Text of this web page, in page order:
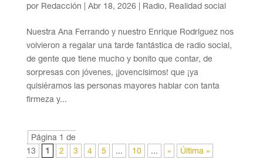
por Redacción Abr 18, 2026| Radio, Realidad social
Nuestra Ana Ferrando y nuestro Enrique Rodríguez nos
volvieron a regalar una tarde fantástica de radio social,
de gente que tiene mucho y bonito que contar, de
sorpresas con jóvenes, ¡jovencísimos! que ¡ya
quisiéramos las personas mayores hablar con tanta
firmeza y...
Página 1 de
13
1 2 3 4 5 ... 10 ... » Última »